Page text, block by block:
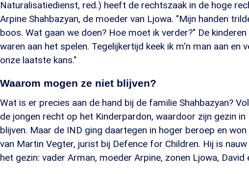
Naturalisatiedienst, red.) heeft de rechtszaak in de hoge
Arpine Shahbazyan, de moeder van Ljowa. "Mijn handen
boos. Wat gaan we doen? Hoe moet ik verder?" De
waren aan het spelen. Tegelijkertijd keek ik m'n man aan en
onze laatste kans."
Waarom mogen ze niet blijven?
Wat is er precies aan de hand bij de familie Shahbazyan?
de jongen recht op het Kinderpardon, waardoor zijn gezin
blijven. Maar de IND ging daartegen in hoger beroep en
van Martin Vegter, jurist bij Defence for Children. Hij is
het gezin: vader Arman, moeder Arpine, zonen Ljowa, David